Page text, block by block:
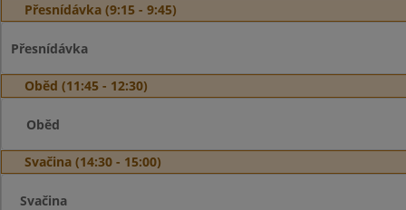
Přesnídávka (9:15 - 9:45)
Přesnídávka
Oběd (11:45 - 12:30)
Oběd
Svačina (14:30 - 15:00)
Svačina